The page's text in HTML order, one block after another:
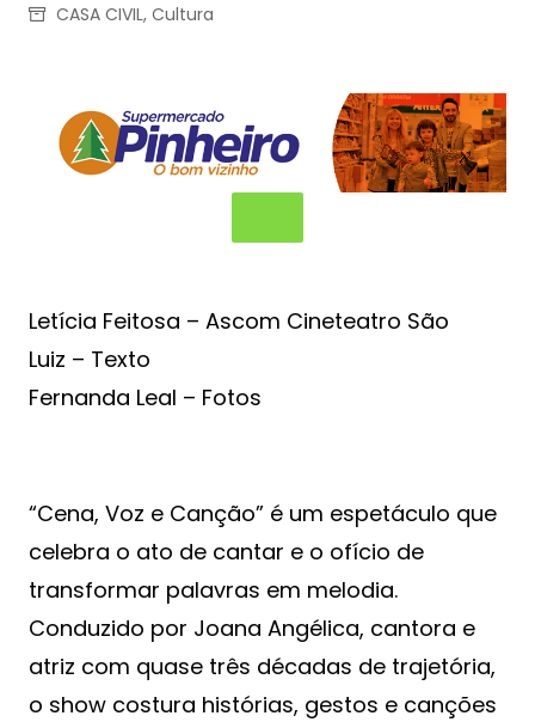
CASA CIVIL, Cultura
Letícia Feitosa – Ascom Cineteatro São
Luiz – Texto
Fernanda Leal – Fotos
“Cena, Voz e Canção” é um espetáculo que
celebra o ato de cantar e o ofício de
transformar palavras em melodia.
Conduzido por Joana Angélica, cantora e
atriz com quase três décadas de trajetória,
o show costura histórias, gestos e canções